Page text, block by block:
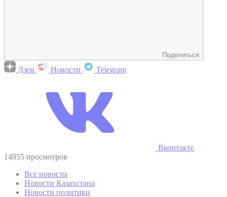
Поделиться
Дзен Новости Telegram
Вконтакте
14955 просмотров
Все новости
Новости Казахстана
Новости политики